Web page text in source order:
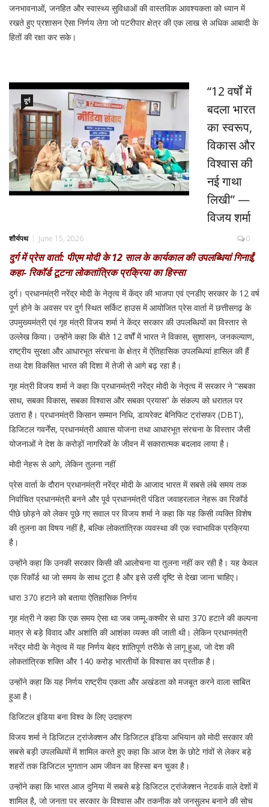
जनभावनाओं, जनहित और स्वास्थ्य सुविधाओं की वास्तविक आवश्यकता को ध्यान में
रखते हुए प्रशासन ऐसा निर्णय लेगा जो पटरीपार क्षेत्र की एक लाख से अधिक आबादी के
हितों की रक्षा कर सके।
दुर्ग
“12 वर्षों में
बदला भारत
का स्वरूप,
विकास और
विश्वास की
नई गाथा
लिखी” —
विजय शर्मा
शौर्यपथ June 15, 2026 0
दुर्ग में प्रेस वार्ता: पीएम मोदी के 12 साल के कार्यकाल की उपलब्धियां गिनाईं,
कहा- रिकॉर्ड टूटना लोकतांत्रिक प्रक्रिया का हिस्सा
दुर्ग। प्रधानमंत्री नरेंद्र मोदी के नेतृत्व में केंद्र की भाजपा एवं एनडीए सरकार के 12 वर्ष
पूर्ण होने के अवसर पर दुर्ग स्थित सर्किट हाउस में आयोजित प्रेस वार्ता में छत्तीसगढ़ के
उपमुख्यमंत्री एवं गृह मंत्री विजय शर्मा ने केंद्र सरकार की उपलब्धियों का विस्तार से
उल्लेख किया। उन्होंने कहा कि बीते 12 वर्षों में भारत ने विकास, सुशासन, जनकल्याण,
राष्ट्रीय सुरक्षा और आधारभूत संरचना के क्षेत्र में ऐतिहासिक उपलब्धियां हासिल की हैं
तथा देश विकसित भारत की दिशा में तेजी से आगे बढ़ रहा है।
गृह मंत्री विजय शर्मा ने कहा कि प्रधानमंत्री नरेंद्र मोदी के नेतृत्व में सरकार ने “सबका
साथ, सबका विकास, सबका विश्वास और सबका प्रयास” के संकल्प को धरातल पर
उतारा है। प्रधानमंत्री किसान सम्मान निधि, डायरेक्ट बेनिफिट ट्रांसफर (DBT),
डिजिटल गवर्नेंस, प्रधानमंत्री आवास योजना तथा आधारभूत संरचना के विस्तार जैसी
योजनाओं ने देश के करोड़ों नागरिकों के जीवन में सकारात्मक बदलाव लाया है।
मोदी नेहरू से आगे, लेकिन तुलना नहीं
प्रेस वार्ता के दौरान प्रधानमंत्री नरेंद्र मोदी के आजाद भारत में सबसे लंबे समय तक
निर्वाचित प्रधानमंत्री बनने और पूर्व प्रधानमंत्री पंडित जवाहरलाल नेहरू का रिकॉर्ड
पीछे छोड़ने को लेकर पूछे गए सवाल पर विजय शर्मा ने कहा कि यह किसी व्यक्ति विशेष
की तुलना का विषय नहीं है, बल्कि लोकतांत्रिक व्यवस्था की एक स्वाभाविक प्रक्रिया
है।
उन्होंने कहा कि उनकी सरकार किसी की आलोचना या तुलना नहीं कर रही है। यह केवल
एक रिकॉर्ड था जो समय के साथ टूटा है और इसे उसी दृष्टि से देखा जाना चाहिए।
धारा 370 हटाने को बताया ऐतिहासिक निर्णय
गृह मंत्री ने कहा कि एक समय ऐसा था जब जम्मू-कश्मीर से धारा 370 हटाने की कल्पना
मात्र से बड़े विवाद और अशांति की आशंका व्यक्त की जाती थी। लेकिन प्रधानमंत्री
नरेंद्र मोदी के नेतृत्व में यह निर्णय बेहद शांतिपूर्ण तरीके से लागू हुआ, जो देश की
लोकतांत्रिक शक्ति और 140 करोड़ भारतीयों के विश्वास का प्रतीक है।
उन्होंने कहा कि यह निर्णय राष्ट्रीय एकता और अखंडता को मजबूत करने वाला साबित
हुआ है।
डिजिटल इंडिया बना विश्व के लिए उदाहरण
विजय शर्मा ने डिजिटल ट्रांजेक्शन और डिजिटल इंडिया अभियान को मोदी सरकार की
सबसे बड़ी उपलब्धियों में शामिल करते हुए कहा कि आज देश के छोटे गांवों से लेकर बड़े
शहरों तक डिजिटल भुगतान आम जीवन का हिस्सा बन चुका है।
उन्होंने कहा कि भारत आज दुनिया में सबसे बड़े डिजिटल ट्रांजेक्शन नेटवर्क वाले देशों में
शामिल है, जो जनता पर सरकार के विश्वास और तकनीक को जनसुलभ बनाने की सोच